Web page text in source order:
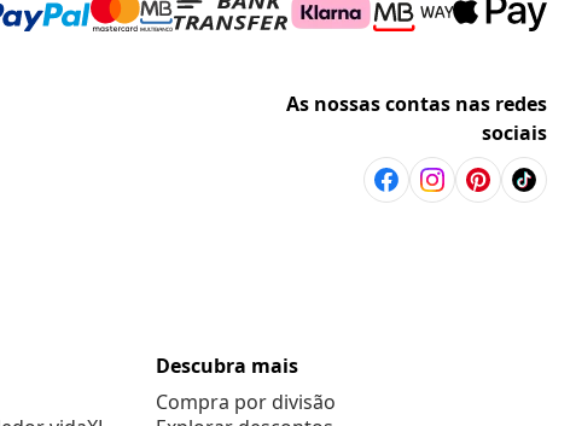
As nossas contas nas redes
sociais
Descubra mais
Compra por divisão